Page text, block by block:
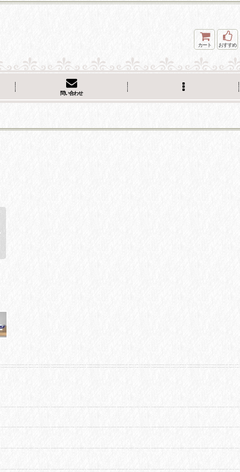
カート おすすめ
問い合わせ